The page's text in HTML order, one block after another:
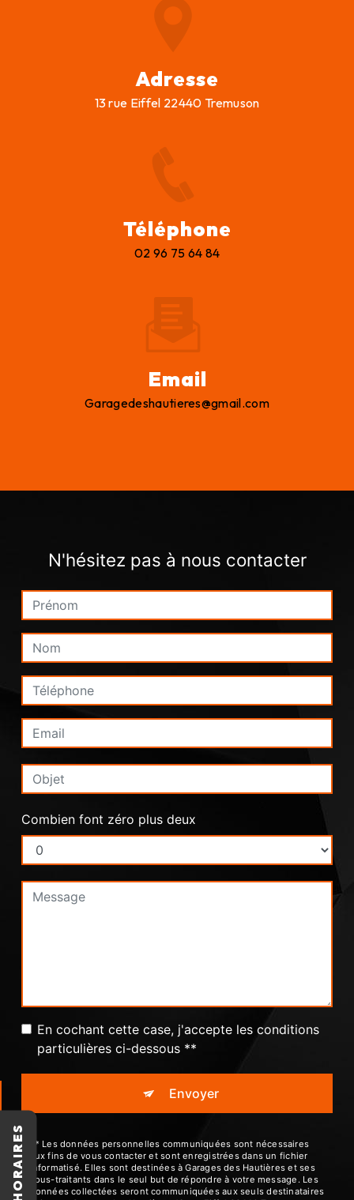
Adresse
13 rue Eiffel 22440 Tremuson
Téléphone
02 96 75 64 84
Email
garagedeshautieres@gmail.com
N'hésitez pas à nous contacter
Combien font zéro plus deux
En cochant cette case, j'accepte les conditions
particulières ci-dessous **
Envoyer
** Les données personnelles communiquées sont nécessaires
aux fins de vous contacter et sont enregistrées dans un fichier
informatisé. Elles sont destinées à Garages des Hautières et ses
sous-traitants dans le seul but de répondre à votre message. Les
données collectées seront communiquées aux seuls destinataires
HORAIRES